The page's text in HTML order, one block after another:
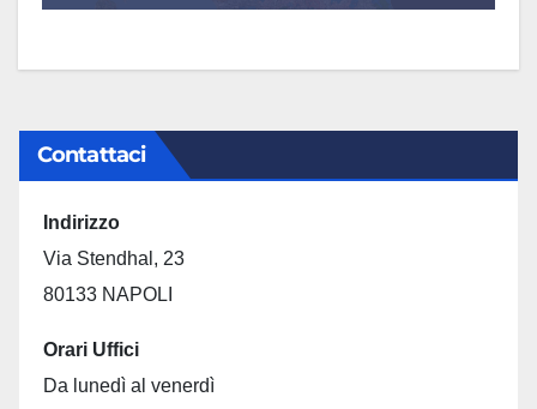
Contattaci
Indirizzo
Via Stendhal, 23
80133 NAPOLI
Orari Uffici
Da lunedì al venerdì